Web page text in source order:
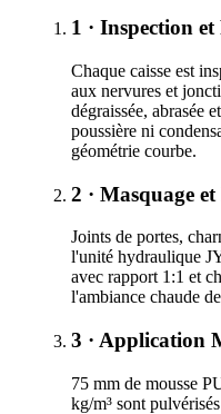
1 · Inspection
Chaque caisse est
aux nervures et
dégraissée, abrasée
poussière ni
géométrie courbe.
2 · Masquage
Joints de portes,
l'unité hydraulique
avec rapport 1:1 et
l'ambiance chaude
3 · Application
75 mm de mousse
kg/m³ sont